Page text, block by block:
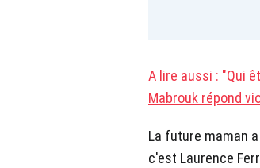
A lire aussi : "Qui
Mabrouk répond
La future maman
c'est Laurence